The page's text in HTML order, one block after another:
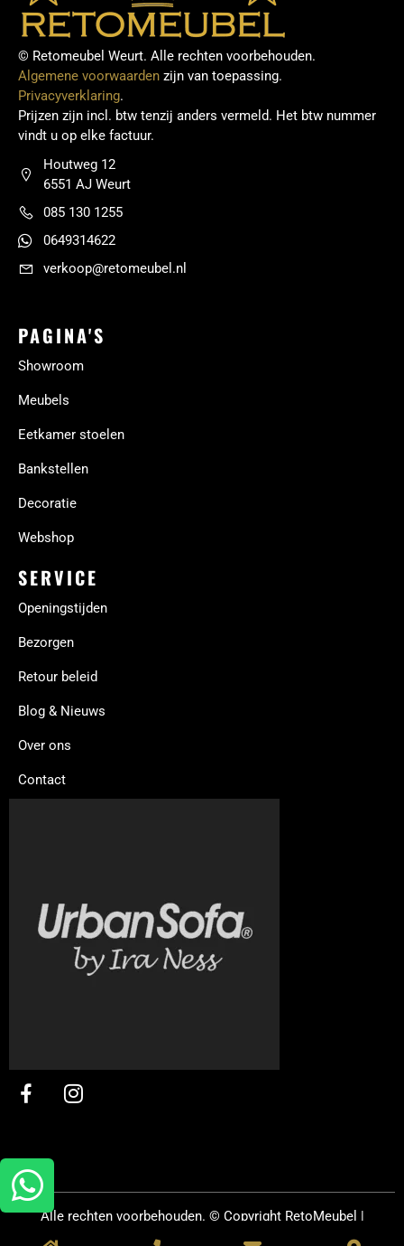
© Retomeubel Weurt. Alle rechten voorbehouden.
Algemene voorwaarden zijn van toepassing.
Privacyverklaring.
Prijzen zijn incl. btw tenzij anders vermeld. Het btw nummer
vindt u op elke factuur.
Houtweg 12
6551 AJ Weurt
085 130 1255
0649314622
verkoop@retomeubel.nl
PAGINA'S
Showroom
Meubels
Eetkamer stoelen
Bankstellen
Decoratie
Webshop
SERVICE
Openingstijden
Bezorgen
Retour beleid
Blog & Nieuws
Over ons
Contact
Alle rechten voorbehouden. © Copyright RetoMeubel |
Ontworpen door